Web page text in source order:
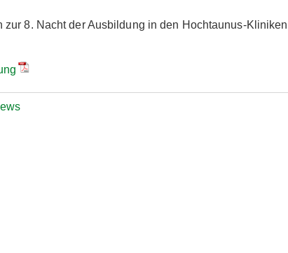
zur 8. Nacht der Ausbildung in den Hochtaunus-